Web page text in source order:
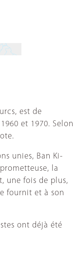
est de
et 1970. Selon
unies, Ban Ki-
la
une fois de plus,
fournit et à son
ont déjà été